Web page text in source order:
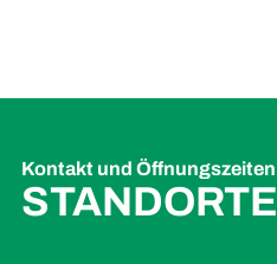
Kontakt und Öffnungszeiten
STANDORTE